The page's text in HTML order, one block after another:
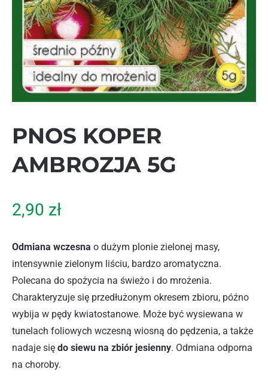
PNOS KOPER
AMBROZJA 5G
2,90 zł
Odmiana wczesna o dużym plonie zielonej masy,
intensywnie zielonym liściu, bardzo aromatyczna.
Polecana do spożycia na świeżo i do mrożenia.
Charakteryzuje się przedłużonym okresem zbioru, późno
wybija w pędy kwiatostanowe. Może być wysiewana w
tunelach foliowych wczesną wiosną do pędzenia, a także
nadaje się do siewu na zbiór jesienny. Odmiana odporna
na choroby.